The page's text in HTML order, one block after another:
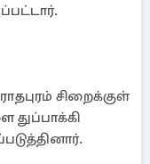
சிறைக்குள்
துப்பாக்கி